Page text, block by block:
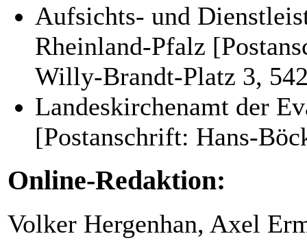
Aufsichts- und
Rheinland-Pfalz
Willy-Brandt-Platz 3,
Landeskirchenamt der
[Postanschrift: Hans-
Online-Redaktion:
Volker Hergenhan, Axel